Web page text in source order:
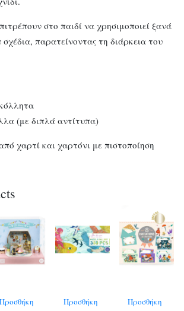
στο παιδί να χρησιμοποιεί ξανά
παρατείνοντας τη διάρκεια του
(με διπλά αντίτυπα)
χαρτί και χαρτόνι με πιστοποίηση
Προσθήκη Προσθήκη Προσθήκη